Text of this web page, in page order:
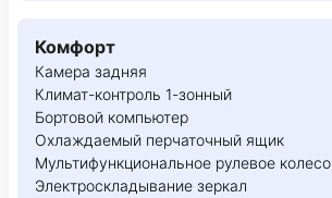
Комфорт
Камера задняя
Климат-контроль 1-зонный
Бортовой компьютер
Охлаждаемый перчаточный ящик
Мультифункциональное рулевое колесо
Электроскладывание зеркал